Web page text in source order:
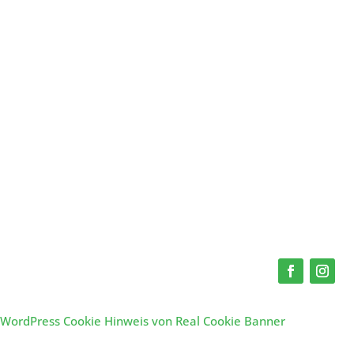
WordPress Cookie Hinweis von Real Cookie Banner